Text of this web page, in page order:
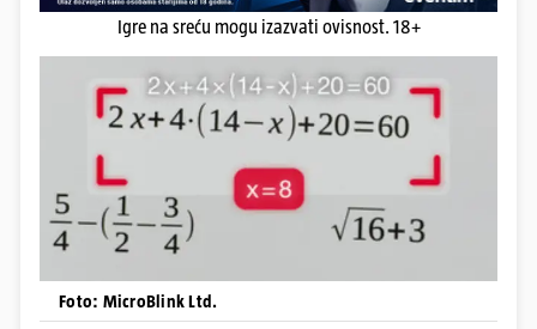
Igre na sreću mogu izazvati ovisnost. 18+
Foto: MicroBlink Ltd.